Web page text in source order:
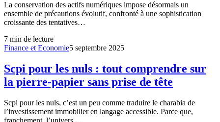
La conservation des actifs numériques impose désormais un
ensemble de précautions évolutif, confronté à une sophistication
croissante des tentatives…
7 min de lecture
Finance et Economie5 septembre 2025
Scpi pour les nuls : tout comprendre sur
la pierre-papier sans prise de tête
Scpi pour les nuls, c’est un peu comme traduire le charabia de
l’investissement immobilier en langage accessible. Parce que,
franchement, l’univers…